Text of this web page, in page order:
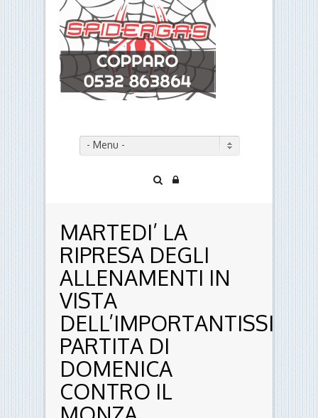
- Menu -
MARTEDI’ LA
RIPRESA DEGLI
ALLENAMENTI IN
VISTA
DELL’IMPORTANTISSIMA
PARTITA DI
DOMENICA
CONTRO IL